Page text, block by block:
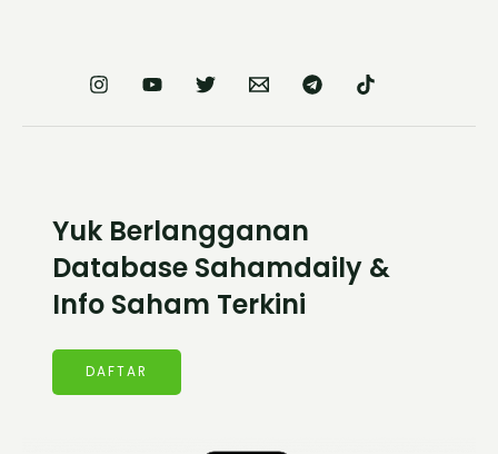
Yuk Berlangganan
Database Sahamdaily &
Info Saham Terkini
DAFTAR